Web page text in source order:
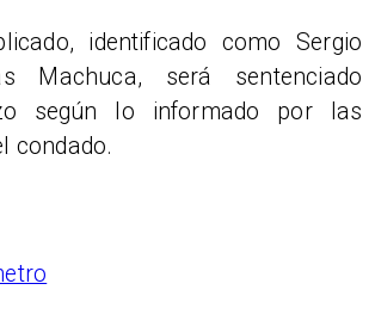
identificado como Sergio
Machuca, será sentenciado
según lo informado por las
condado.